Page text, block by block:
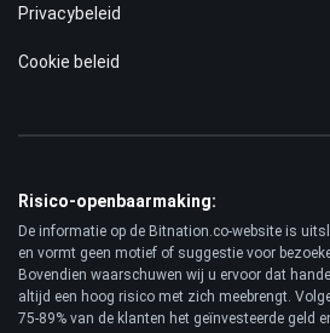
Privacybeleid
Cookie beleid
Risico-openbaarmaking:
De informatie op de Bitnation.co-website is
en vormt geen motief of suggestie voor
Bovendien waarschuwen wij u ervoor dat
altijd een hoog risico met zich meebrengt.
75-89% van de klanten het geïnvesteerde geld